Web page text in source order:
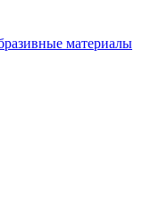
материалы